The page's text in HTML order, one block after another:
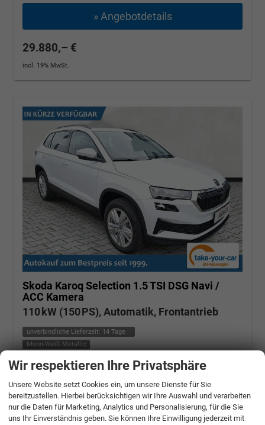
» Angebotdetails
29.880,– €
incl. 19% MwSt.
Skoda Karoq Selection 1.5 TSI DSG Navi /
ACC Kamera
110 kW (150 PS), Automatik, Frontantrieb
unverbindliche Lieferzeit: 14 Tage
Moon-Weiß Metallic
Fahrzeugnr.: 506662
Benzin
Fahrzeug mit Tageszulassung
Verbrauch kombiniert:
6,20 l/100km
CO -Klasse:
E
CO2-Emissionen: 140,00 g/km
» Angebotdetails
Wir respektieren Ihre Privatsphäre
Unsere Website setzt Cookies ein, um unsere Dienste für Sie
bereitzustellen. Hierbei berücksichtigen wir Ihre Auswahl und verarbeiten
nur die Daten für Marketing, Analytics und Personalisierung, für die Sie
uns Ihr Einverständnis geben. Sie können Ihre Einwilligung jederzeit mit